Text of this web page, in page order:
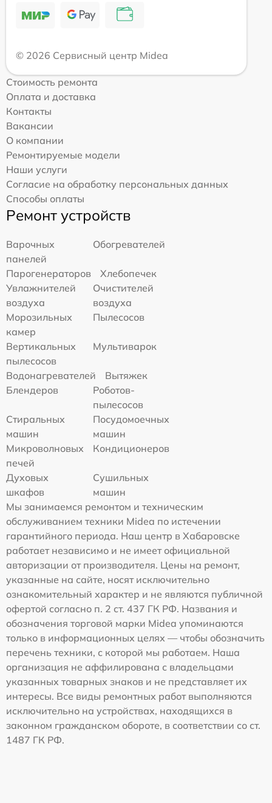
© 2026 Сервисный центр Midea
Стоимость ремонта
Оплата и доставка
Контакты
Вакансии
О компании
Ремонтируемые модели
Наши услуги
Согласие на обработку персональных данных
Способы оплаты
Ремонт устройств
Варочных
панелей
Обогревателей
Парогенераторов
Хлебопечек
Увлажнителей
воздуха
Очистителей
воздуха
Морозильных
камер
Пылесосов
Вертикальных
пылесосов
Мультиварок
Водонагревателей
Вытяжек
Блендеров
Роботов-
пылесосов
Стиральных
машин
Посудомоечных
машин
Микроволновых
печей
Кондиционеров
Духовых
шкафов
Сушильных
машин
Мы занимаемся ремонтом и техническим
обслуживанием техники Midea по истечении
гарантийного периода. Наш центр в Хабаровске
работает независимо и не имеет официальной
авторизации от производителя. Цены на ремонт,
указанные на сайте, носят исключительно
ознакомительный характер и не являются публичной
офертой согласно п. 2 ст. 437 ГК РФ. Названия и
обозначения торговой марки Midea упоминаются
только в информационных целях — чтобы обозначить
перечень техники, с которой мы работаем. Наша
организация не аффилирована с владельцами
указанных товарных знаков и не представляет их
интересы. Все виды ремонтных работ выполняются
исключительно на устройствах, находящихся в
законном гражданском обороте, в соответствии со ст.
1487 ГК РФ.